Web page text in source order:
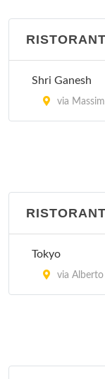
Shri Ganesh
via
Tokyo
via